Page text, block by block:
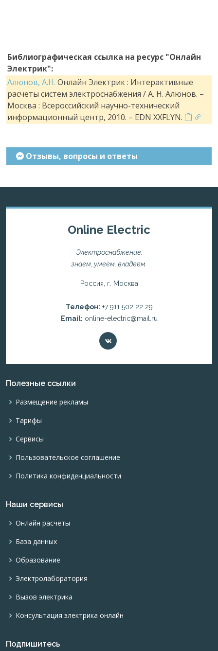
Библиографическая ссылка на ресурс "Онлайн
Электрик":
Алюнов, А.Н. Онлайн Электрик : Интерактивные
расчеты систем электроснабжения / А. Н. Алюнов. –
Москва : Всероссийский научно-технический
информационный центр, 2010. – EDN XXFLYN.
Отзывы, вопросы и ответы
Online Electric
Электроснабжение:
знаем, умеем, владеем.
Россия, г. Москва
Телефон: +7 911 502 22 29
Email: online-electric@mail.ru
Полезные ссылки
Размещение рекламы
Тарифы
Сервисы
Пользовательское соглашение
Политика конфиденциальности
Наши сервисы
Онлайн расчеты
База данных
Образование
Электролаборатория
Вызов электрика
Консультация электрика онлайн
Подпишитесь